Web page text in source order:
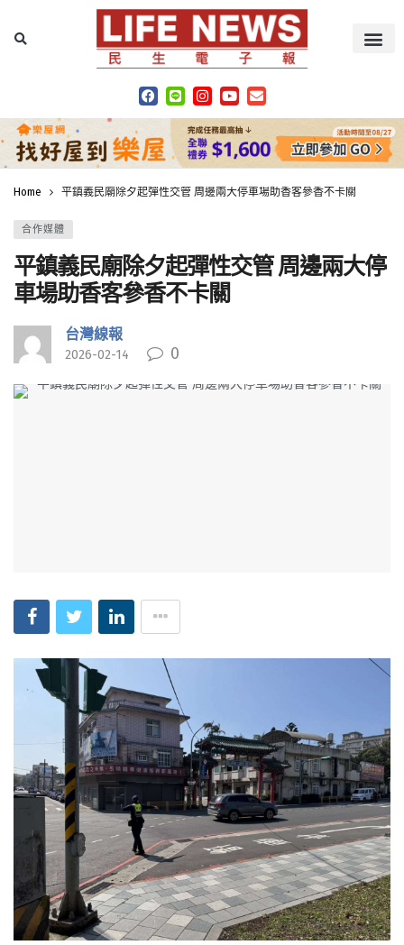
Home 平鎮義民廟除夕起彈性交管 周邊兩大停車場助香客參香不卡關
合作媒體
平鎮義民廟除夕起彈性交管 周邊兩大停
車場助香客參香不卡關
台灣線報
2026-02-14 0